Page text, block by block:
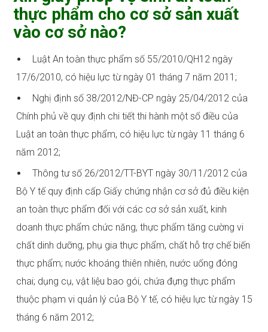
thực phẩm cho cơ sở sản xuất
vào cơ sở nào?
Luật An toàn thực phẩm số 55/2010/QH12 ngày
17/6/2010, có hiệu lực từ ngày 01 tháng 7 năm 2011;
Nghị định số 38/2012/NĐ-CP ngày 25/04/2012 của
Chính phủ về quy định chi tiết thi hành một số điều của
Luật an toàn thực phẩm, có hiệu lực từ ngày 11 tháng 6
năm 2012;
Thông tư số 26/2012/TT-BYT ngày 30/11/2012 của
Bộ Y tế quy định cấp Giấy chứng nhận cơ sở đủ điều kiện
an toàn thực phẩm đối với các cơ sở sản xuất, kinh
doanh thực phẩm chức năng, thực phẩm tăng cường vi
chất dinh dưỡng, phụ gia thực phẩm, chất hỗ trợ chế biến
thực phẩm; nước khoáng thiên nhiên, nước uống đóng
chai; dụng cụ, vật liệu bao gói, chứa đựng thực phẩm
thuộc phạm vi quản lý của Bộ Y tế, có hiệu lực từ ngày 15
tháng 6 năm 2012;